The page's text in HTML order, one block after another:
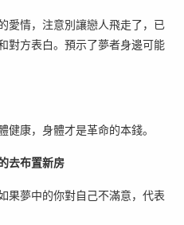
愛情，注意別讓戀人飛走了，已
對方表白。預示了夢者身邊可能
康，身體才是革命的本錢。
去布置新房
果夢中的你對自己不滿意，代表